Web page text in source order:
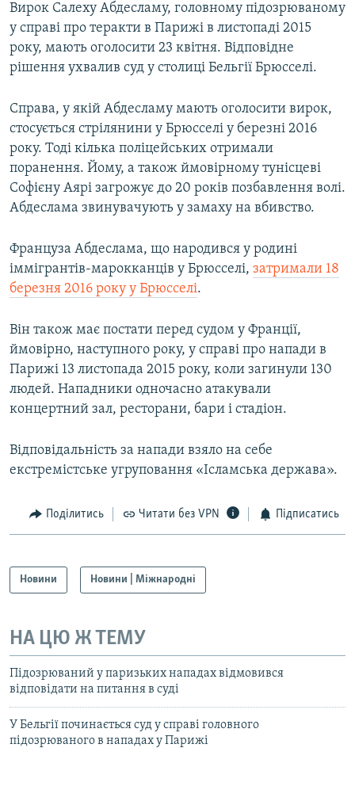
КТАТ
ДОЛУЧАЙСЯ!
Усі сайти RFE/RL
Вирок Салеху Абдесламу, головному підозрюваному
у справі про теракти в Парижі в листопаді 2015
року, мають оголосити 23 квітня. Відповідне
рішення ухвалив суд у столиці Бельгії Брюсселі.
Справа, у якій Абдесламу мають оголосити вирок,
стосується стрілянини у Брюсселі у березні 2016
року. Тоді кілька поліцейських отримали
поранення. Йому, а також ймовірному тунісцеві
Софієну Аярі загрожує до 20 років позбавлення волі.
Абдеслама звинувачують у замаху на вбивство.
Француза Абдеслама, що народився у родині
іммігрантів-марокканців у Брюсселі, затримали 18
березня 2016 року у Брюсселі.
Він також має постати перед судом у Франції,
ймовірно, наступного року, у справі про напади в
Парижі 13 листопада 2015 року, коли загинули 130
людей. Нападники одночасно атакували
концертний зал, ресторани, бари і стадіон.
Відповідальність за напади взяло на себе
екстремістське угруповання «Ісламська держава».
Поділитись Читати без VPN Підписатись
Новини Новини | Міжнародні
НА ЦЮ Ж ТЕМУ
Підозрюваний у паризьких нападах відмовився
відповідати на питання в суді
У Бельгії починається суд у справі головного
підозрюваного в нападах у Парижі